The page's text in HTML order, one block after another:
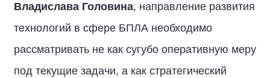
Владислава Головина, направление развития
технологий в сфере БПЛА необходимо
рассматривать не как сугубо оперативную меру
под текущие задачи, а как стратегический